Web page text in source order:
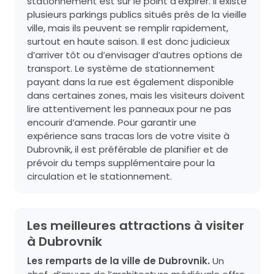
plusieurs parkings publics situés près de la vieille
ville, mais ils peuvent se remplir rapidement,
surtout en haute saison. Il est donc judicieux
d’arriver tôt ou d’envisager d’autres options de
transport. Le système de stationnement
payant dans la rue est également disponible
dans certaines zones, mais les visiteurs doivent
lire attentivement les panneaux pour ne pas
encourir d’amende. Pour garantir une
expérience sans tracas lors de votre visite à
Dubrovnik, il est préférable de planifier et de
prévoir du temps supplémentaire pour la
circulation et le stationnement.
Les meilleures attractions à visiter
à Dubrovnik
Les remparts de la ville de Dubrovnik. Un